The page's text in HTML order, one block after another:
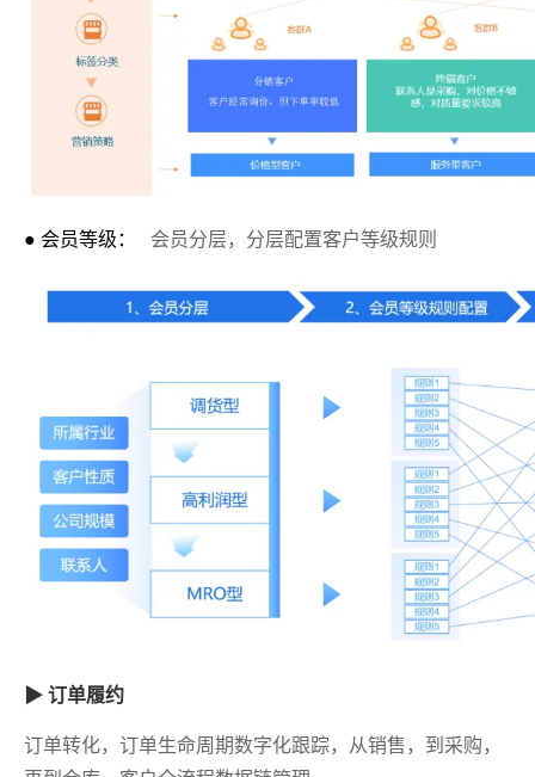
● 会员等级： 会员分层，分层配置客户等级规则
▶ 订单履约
订单转化，订单生命周期数字化跟踪，从销售，到采购，